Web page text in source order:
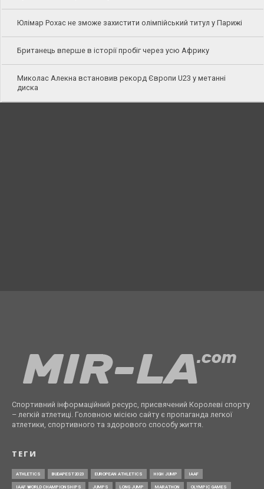
Юлімар Рохас не зможе захистити олімпійський титул у Парижі
Британець вперше в історії пробіг через усю Африку
Миколас Алекна встановив рекорд Європи U23 у метанні
диска
Спортивний інформаційний ресурс, присвячений Королеві спорту
– легкій атлетиці. Головною місією сайту є пропаганда легкої
атлетики, спортивного та здорового способу життя.
ТЕГИ
ATHLETICS BUDAPEST2023 EUROPEAN ATHLETICS HIGH JUMP IAAF
IAAF WORLD CHAMPIONSHIPS JUMPS LONG JUMP MARATHON OLYMPIC GAMES